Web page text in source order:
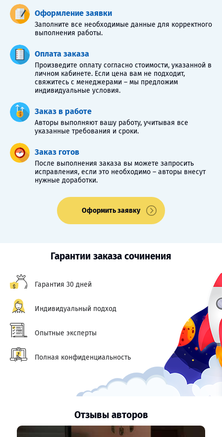
Оформление заявки
Заполните все необходимые данные для корректного
выполнения работы.
Оплата заказа
Произведите оплату согласно стоимости, указанной в
личном кабинете. Если цена вам не подходит,
свяжитесь с менеджерами – мы предложим
индивидуальные условия.
Заказ в работе
Авторы выполняют вашу работу, учитывая все
указанные требования и сроки.
Заказ готов
После выполнения заказа вы можете запросить
исправления, если это необходимо – авторы внесут
нужные доработки.
Оформить заявку
Гарантии заказа сочинения
Гарантия 30 дней
Индивидуальный подход
Опытные эксперты
Полная конфиденциальность
Отзывы авторов